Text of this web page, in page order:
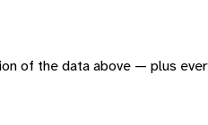
of the data above — plus